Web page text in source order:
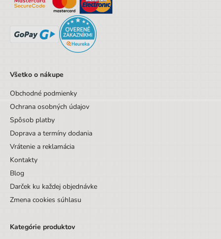
Vek do
Sada/Sety/Balíčky
Designová položka
Všetko o nákupe
Obchodné podmienky
Ochrana osobných údajov
Spôsob platby
Doprava a termíny dodania
Vrátenie a reklamácia
Kontakty
Blog
Darček ku každej objednávke
Zmena cookies súhlasu
Kategórie produktov